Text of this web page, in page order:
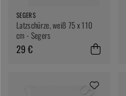
SEGERS
Latzschürze, weiß 75 x 110
cm - Segers
29 €